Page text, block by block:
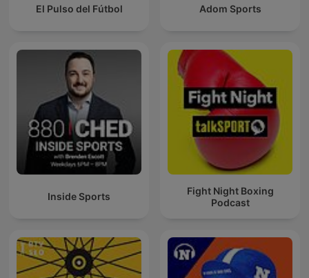
El Pulso del Fútbol Adom Sports
Inside Sports
Fight Night Boxing
Podcast